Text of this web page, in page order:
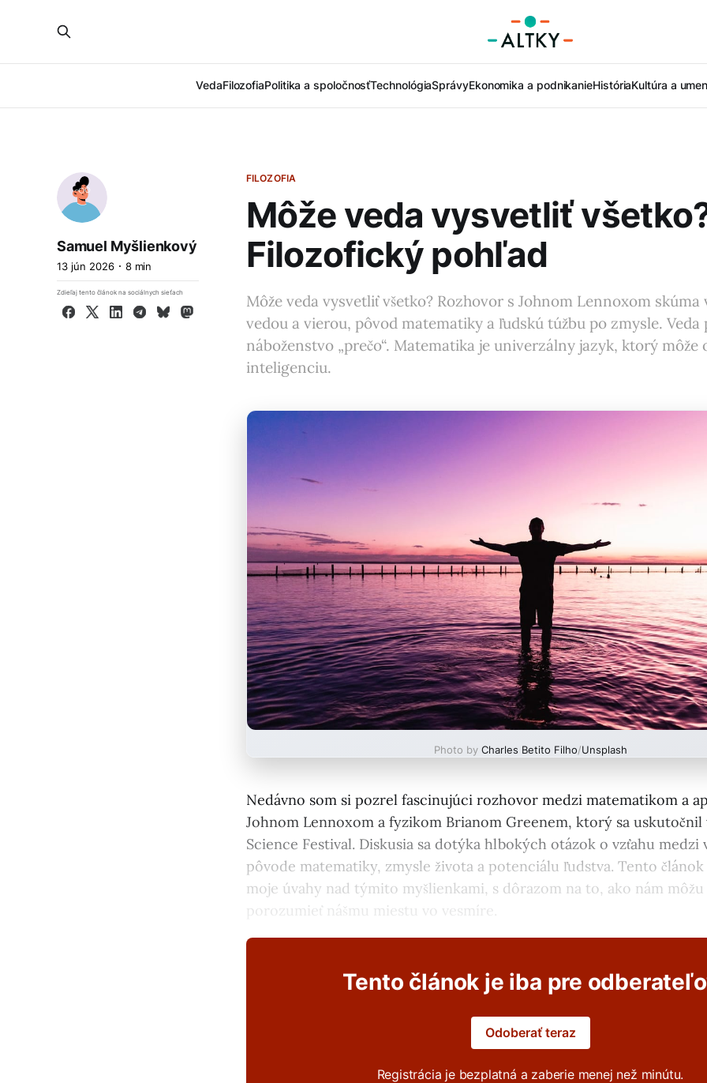
VedaFilozofiaPolitika a spoločnosťTechnológiaSprávyEkonomika a podnikanieHistóriaKultúra a
FILOZOFIA
Môže veda vysvetliť
Filozofický pohľad
Môže veda vysvetliť všetko? Rozhovor s Johnom Lennoxom skúma
vedou a vierou, pôvod matematiky a ľudskú túžbu po zmysle. Veda
náboženstvo „prečo“. Matematika je univerzálny jazyk, ktorý môže
inteligenciu.
Samuel Myšlienkový
13 jún 2026 8 min
Zdieľaj tento článok na sociálnych sieťach
Facebook
X LinkedInTelegram
BlueskyMastodon
Photo by Charles Betito Filho/Unsplash
Nedávno som si pozrel fascinujúci rozhovor medzi matematikom a
Johnom Lennoxom a fyzikom Brianom Greenem, ktorý sa
Science Festival. Diskusia sa dotýka hlbokých otázok o vzťahu medzi
pôvode matematiky, zmysle života a potenciálu ľudstva. Tento
moje úvahy nad týmito myšlienkami, s dôrazom na to, ako nám
porozumieť nášmu miestu vo vesmíre.
Tento článok je iba pre
Odoberať teraz
Registrácia je bezplatná a zaberie menej než minútu.